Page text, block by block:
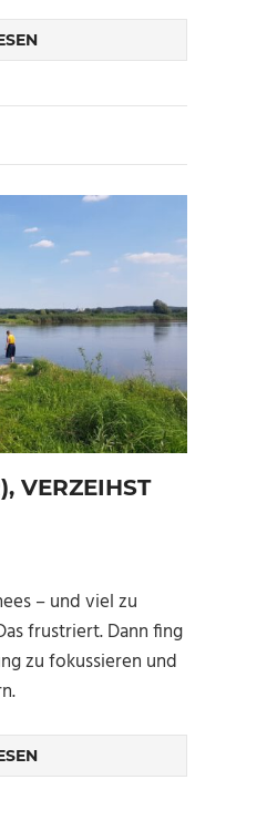
VERZEIHST
– und viel zu
frustriert. Dann fing
zu fokussieren und